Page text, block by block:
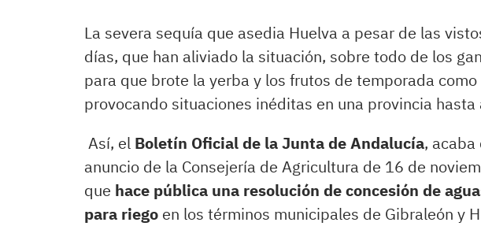
La severa sequía que asedia Huelva a pesar de las
días, que han aliviado la situación, sobre todo de los
para que brote la yerba y los frutos de temporada
provocando situaciones inéditas en una provincia
Así, el Boletín Oficial de la Junta de Andalucía,
anuncio de la Consejería de Agricultura de 16 de
que hace pública una resolución de concesión de
para riego en los términos municipales de Gibraleón y